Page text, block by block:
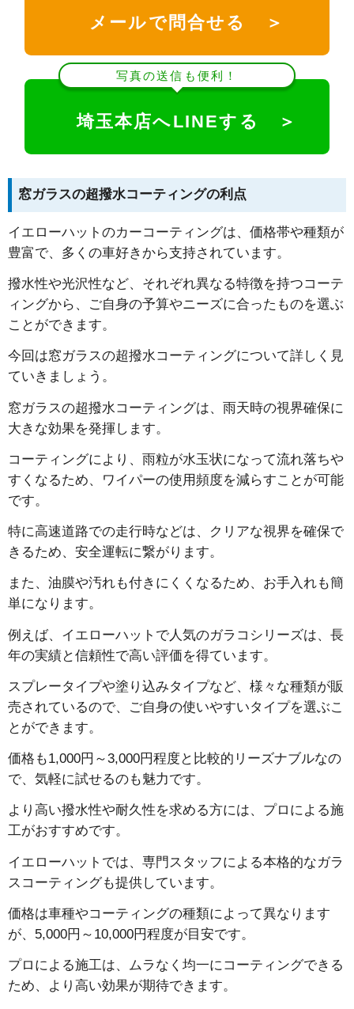
メールで問合せる ＞
写真の送信も便利！
埼玉本店へLINEする ＞
窓ガラスの超撥水コーティングの利点
イエローハットのカーコーティングは、価格帯や種類が
豊富で、多くの車好きから支持されています。
撥水性や光沢性など、それぞれ異なる特徴を持つコーテ
ィングから、ご自身の予算やニーズに合ったものを選ぶ
ことができます。
今回は窓ガラスの超撥水コーティングについて詳しく見
ていきましょう。
窓ガラスの超撥水コーティングは、雨天時の視界確保に
大きな効果を発揮します。
コーティングにより、雨粒が水玉状になって流れ落ちや
すくなるため、ワイパーの使用頻度を減らすことが可能
です。
特に高速道路での走行時などは、クリアな視界を確保で
きるため、安全運転に繋がります。
また、油膜や汚れも付きにくくなるため、お手入れも簡
単になります。
例えば、イエローハットで人気のガラコシリーズは、長
年の実績と信頼性で高い評価を得ています。
スプレータイプや塗り込みタイプなど、様々な種類が販
売されているので、ご自身の使いやすいタイプを選ぶこ
とができます。
価格も1,000円～3,000円程度と比較的リーズナブルなの
で、気軽に試せるのも魅力です。
より高い撥水性や耐久性を求める方には、プロによる施
工がおすすめです。
イエローハットでは、専門スタッフによる本格的なガラ
スコーティングも提供しています。
価格は車種やコーティングの種類によって異なります
が、5,000円～10,000円程度が目安です。
プロによる施工は、ムラなく均一にコーティングできる
ため、より高い効果が期待できます。